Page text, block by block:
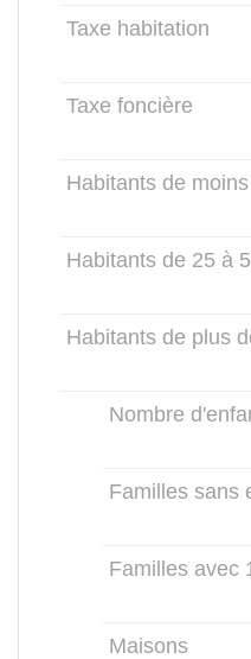
Taxe habitation
Taxe foncière
Habitants de
Habitants de 25 à
Habitants de plus
Nombre
Familles sans
Familles avec
Maisons